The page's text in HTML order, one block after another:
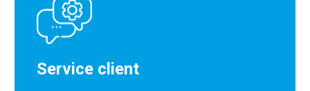
Service client